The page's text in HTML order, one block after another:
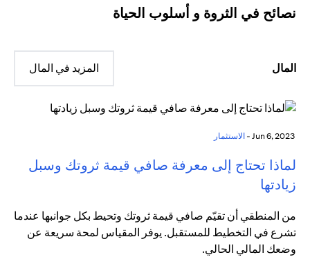
نصائح في الثروة و أسلوب الحياة
المال المزيد في المال
الاستثمار
لماذا تحتاج إلى معرفة صافي قيمة ثروتك وسبل
زيادتها
من المنطقي أن تقيّم صافي قيمة ثروتك وتحيط بكل جوانبها عندما
تشرع في التخطيط للمستقبل. يوفر المقياس لمحة سريعة عن
وضعك المالي الحالي.